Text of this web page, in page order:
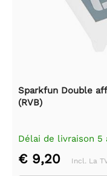
Sparkfun Double
(RVB)
Délai de livraison 5
€ 9,20 Incl. La